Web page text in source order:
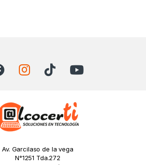
Av. Garcilaso de la vega
N°1251 Tda.272